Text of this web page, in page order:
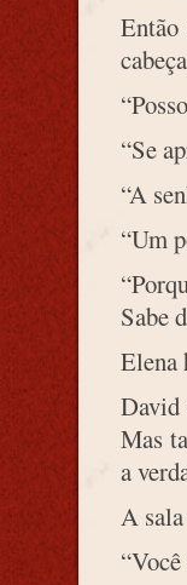
“Se
“A
“Um
Sabe
Elena
David
Mas
a
A sala